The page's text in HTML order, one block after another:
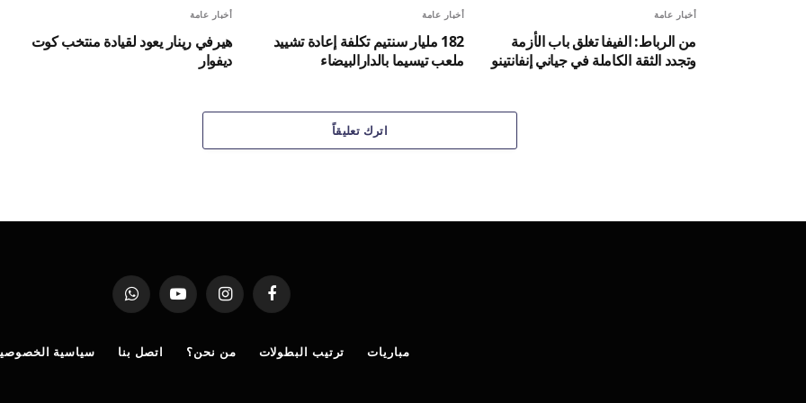
أخبار عامة
من الرباط: الفيفا تغلق باب الأزمة
وتجدد الثقة الكاملة في جياني إنفانتينو
أخبار عامة
182 مليار سنتيم تكلفة إعادة تشييد
ملعب تيسيما بالدارالبيضاء
أخبار عامة
هيرفي رينار يعود لقيادة منتخب كوت
ديفوار
اترك تعليقاً
فيسبوك الانستغراميوتيوب واتساب
مباريات ترتيب البطولات من نحن؟ اتصل بنا سياسية